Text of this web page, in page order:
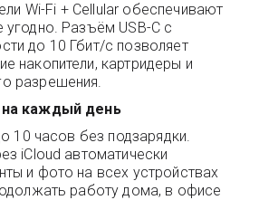
Wi-Fi + Cellular обеспечивают
Разъём USB-C с
до 10 Гбит/с позволяет
накопители, картридеры и
разрешения.
на каждый день
10 часов без подзарядки.
iCloud автоматически
и фото на всех устройствах
работу дома, в офисе